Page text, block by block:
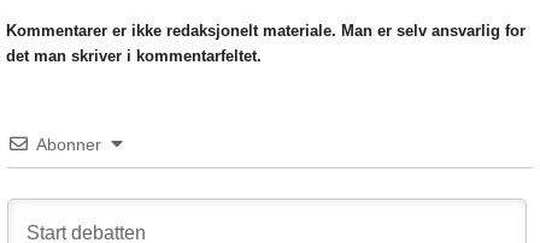
Kommentarer er ikke redaksjonelt materiale. Man er selv ansvarlig for
det man skriver i kommentarfeltet.
Abonner